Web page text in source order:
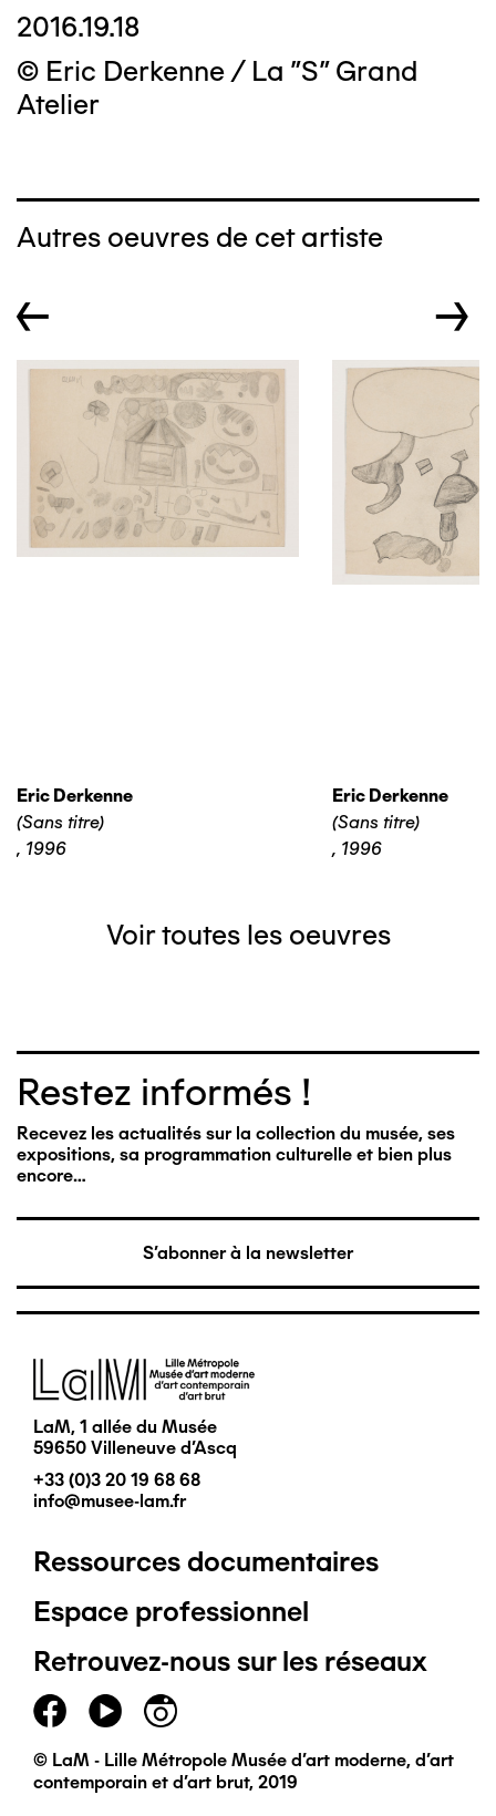
2016.19.18
© Eric Derkenne / La "S" Grand
Atelier
Autres oeuvres de cet artiste
← →
Eric Derkenne
(Sans titre)
, 1996
Eric Derkenne
(Sans titre)
, 1996
Voir toutes les oeuvres
Restez informés !
Recevez les actualités sur la collection du musée, ses
expositions, sa programmation culturelle et bien plus
encore…
S'abonner à la newsletter
Image
LaM, 1 allée du Musée
59650 Villeneuve d'Ascq
+33 (0)3 20 19 68 68
info@musee-lam.fr
Pied
de
page
principal
Ressources documentaires
Espace professionnel
Retrouvez-nous sur les réseaux
© LaM - Lille Métropole Musée d'art moderne, d'art
contemporain et d'art brut, 2019